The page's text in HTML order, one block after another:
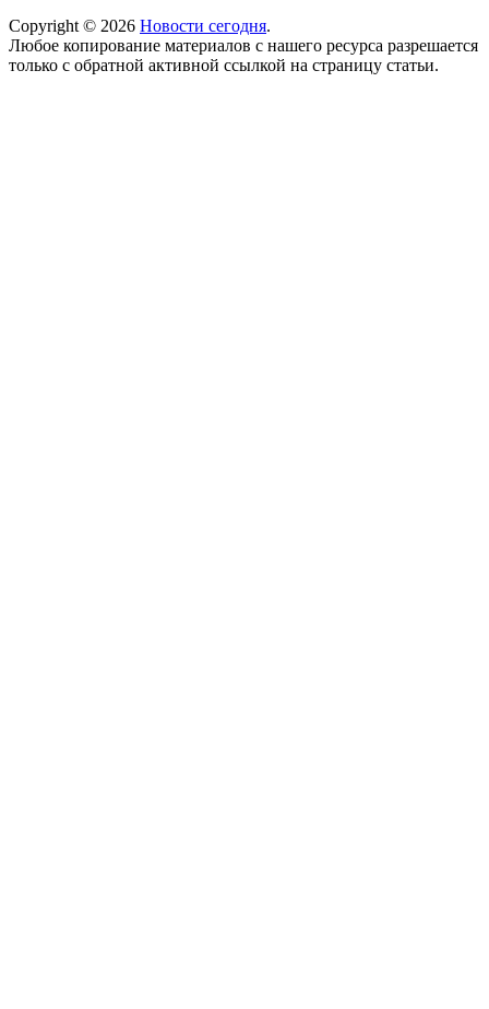
Copyright © 2026 Новости сегодня.
Любое копирование материалов с нашего ресурса разрешается
только с обратной активной ссылкой на страницу статьи.